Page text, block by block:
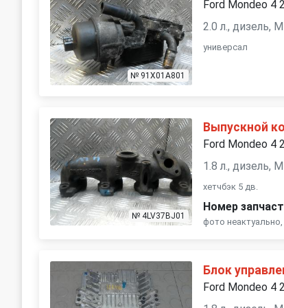
№ 91X01A801
Ford Mondeo 4
2.0 л., дизель,
универсал
№ 4LV37BJ01
Выпускной
Ford Mondeo 4
1.8 л., дизель,
хетчбэк 5 дв.
Номер
фото
Блок
Ford Mondeo 4